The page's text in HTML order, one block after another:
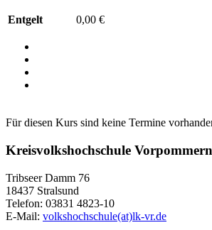
Entgelt 0,00 €
Für diesen Kurs sind keine Termine
Kreisvolkshochschule
Tribseer Damm 76
18437 Stralsund
Telefon: 03831 4823-10
E-Mail: volkshochschule(at)lk-vr.de